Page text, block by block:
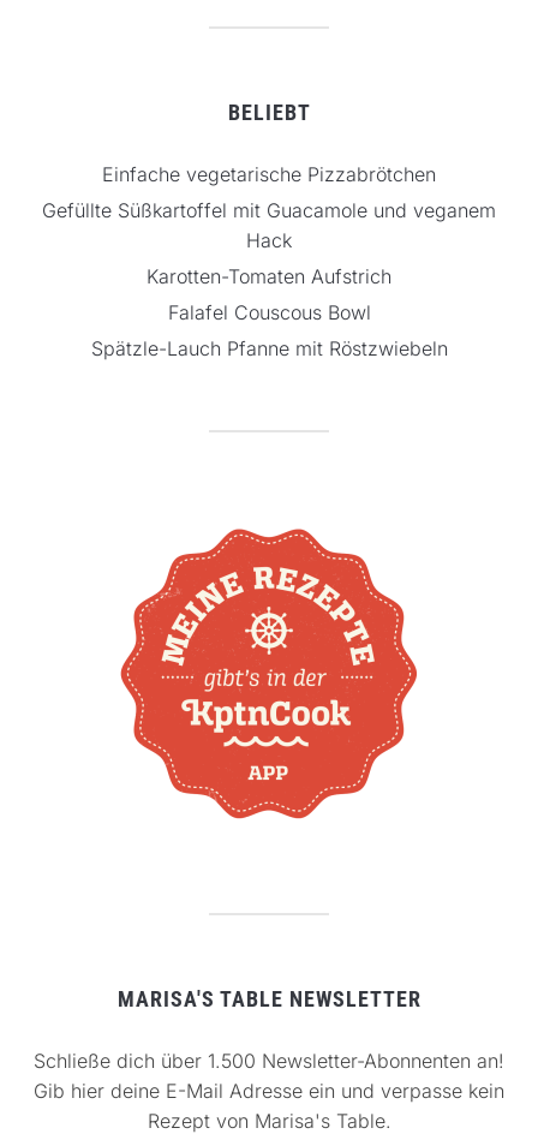
BELIEBT
Einfache vegetarische Pizzabrötchen
Gefüllte Süßkartoffel mit Guacamole und veganem
Hack
Karotten-Tomaten Aufstrich
Falafel Couscous Bowl
Spätzle-Lauch Pfanne mit Röstzwiebeln
MARISA'S TABLE NEWSLETTER
Schließe dich über 1.500 Newsletter-Abonnenten an!
Gib hier deine E-Mail Adresse ein und verpasse kein
Rezept von Marisa's Table.